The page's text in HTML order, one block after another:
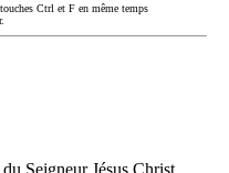
Ctrl et F en même temps